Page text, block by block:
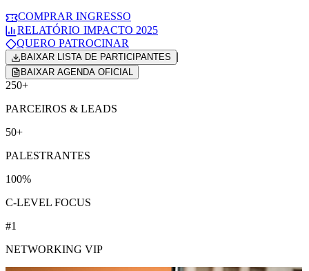
COMPRAR INGRESSO
RELATÓRIO IMPACTO 2025
QUERO PATROCINAR
BAIXAR LISTA DE PARTICIPANTES |
BAIXAR AGENDA OFICIAL
250+
PARCEIROS & LEADS
50+
PALESTRANTES
100%
C-LEVEL FOCUS
#1
NETWORKING VIP